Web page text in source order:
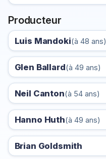
Producteur
Luis Mandoki(à 48 ans)
Glen Ballard(à 49 ans)
Neil Canton(à 54 ans)
Hanno Huth(à 49 ans)
Brian Goldsmith